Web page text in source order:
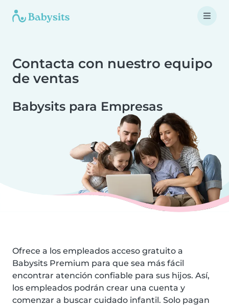
Contacta con nuestro equipo
de ventas
Babysits para Empresas
Ofrece a los empleados acceso gratuito a
Babysits Premium para que sea más fácil
encontrar atención confiable para sus hijos. Así,
los empleados podrán crear una cuenta y
comenzar a buscar cuidado infantil. Solo pagan